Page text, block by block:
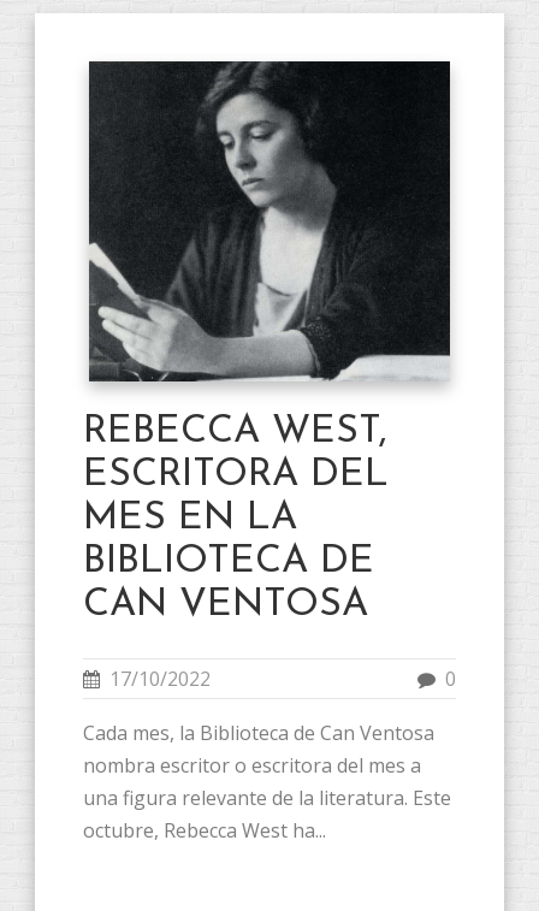
REBECCA WEST,
ESCRITORA DEL
MES EN LA
BIBLIOTECA DE
CAN VENTOSA
17/10/2022 0
Cada mes, la Biblioteca de Can Ventosa
nombra escritor o escritora del mes a
una figura relevante de la literatura. Este
octubre, Rebecca West ha...